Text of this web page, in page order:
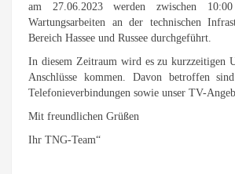
am 27.06.2023 werden zwischen
Wartungsarbeiten an der technischen
Bereich Hassee und Russee durchgeführt.
In diesem Zeitraum wird es zu kurzzeitigen
Anschlüsse kommen. Davon betroffen
Telefonieverbindungen sowie unser TV-
Mit freundlichen Grüßen
Ihr TNG-Team“